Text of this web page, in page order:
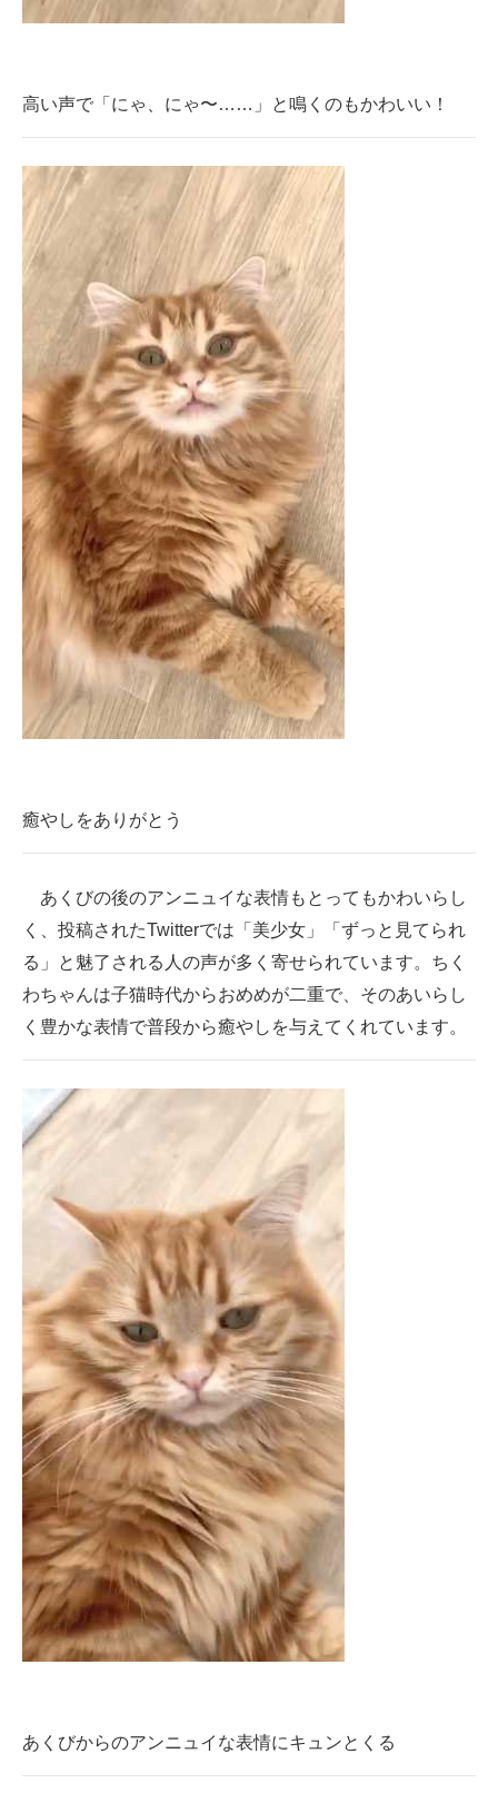
高い声で「にゃ、にゃ〜……」と鳴くのもかわいい！
癒やしをありがとう
あくびの後のアンニュイな表情もとってもかわいらし
く、投稿されたTwitterでは「美少女」「ずっと見てられ
る」と魅了される人の声が多く寄せられています。ちく
わちゃんは子猫時代からおめめが二重で、そのあいらし
く豊かな表情で普段から癒やしを与えてくれています。
あくびからのアンニュイな表情にキュンとくる